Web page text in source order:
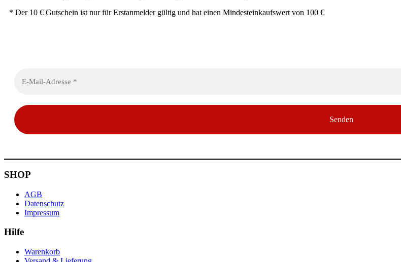
* Der 10 € Gutschein ist nur für Erstanmelder gültig und hat einen Mindesteinkaufswert von 100 €
SHOP
AGB
Datenschutz
Impressum
Hilfe
Warenkorb